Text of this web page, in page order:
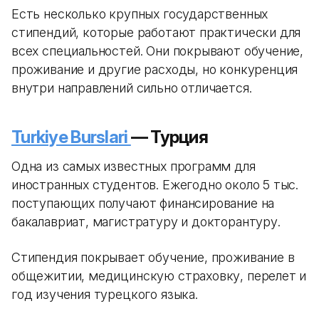
Есть несколько крупных государственных
стипендий, которые работают практически для
всех специальностей. Они покрывают обучение,
проживание и другие расходы, но конкуренция
внутри направлений сильно отличается.
Turkiye Burslari— Турция
Одна из самых известных программ для
иностранных студентов. Ежегодно около 5 тыс.
поступающих получают финансирование на
бакалавриат, магистратуру и докторантуру.
Стипендия покрывает обучение, проживание в
общежитии, медицинскую страховку, перелет и
год изучения турецкого языка.